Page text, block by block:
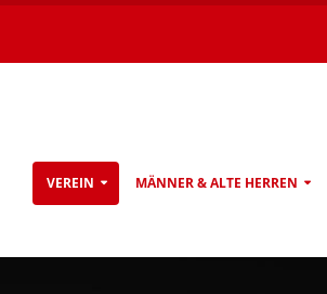
VEREIN MÄNNER & ALTE HERREN